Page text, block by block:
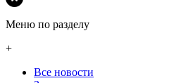
Меню по разделу
+
Все новости